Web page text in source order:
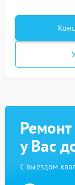
у Вас
С выездом